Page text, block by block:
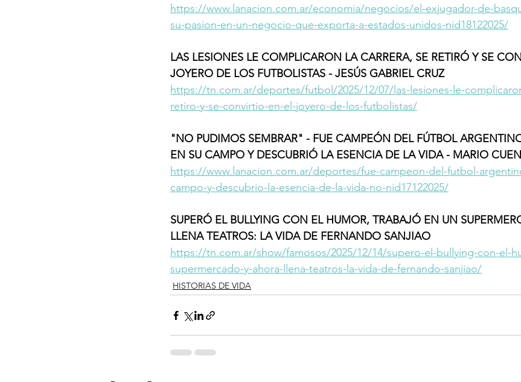
https://www.lanacion.com.ar/economia/negocios/el-exjugador-de-
su-pasion-en-un-negocio-que-exporta-a-estados-unidos-nid18122025/
LAS LESIONES LE COMPLICARON LA CARRERA, SE RETIRÓ Y SE
JOYERO DE LOS FUTBOLISTAS - JESÚS GABRIEL CRUZ
https://tn.com.ar/deportes/futbol/2025/12/07/las-lesiones-le-
retiro-y-se-convirtio-en-el-joyero-de-los-futbolistas/
"NO PUDIMOS SEMBRAR" - FUE CAMPEÓN DEL FÚTBOL
EN SU CAMPO Y DESCUBRIÓ LA ESENCIA DE LA VIDA - MARIO
https://www.lanacion.com.ar/deportes/fue-campeon-del-futbol-
campo-y-descubrio-la-esencia-de-la-vida-no-nid17122025/
SUPERÓ EL BULLYING CON EL HUMOR, TRABAJÓ EN UN
LLENA TEATROS: LA VIDA DE FERNANDO SANJIAO
https://tn.com.ar/show/famosos/2025/12/14/supero-el-bullying-con-el-
supermercado-y-ahora-llena-teatros-la-vida-de-fernando-sanjiao/
HISTORIAS DE VIDA